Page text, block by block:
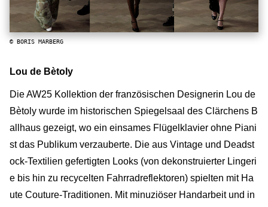
© BORIS MARBERG
Lou de Bètoly
Die AW25 Kollektion der französischen Designerin Lou de
Bètoly wurde im historischen Spiegelsaal des Clärchens B
allhaus gezeigt, wo ein einsames Flügelklavier ohne Piani
st das Publikum verzauberte. Die aus Vintage und Deadst
ock-Textilien gefertigten Looks (von dekonstruierter Lingeri
e bis hin zu recycelten Fahrradreflektoren) spielten mit Ha
ute Couture-Traditionen. Mit minuziöser Handarbeit und in